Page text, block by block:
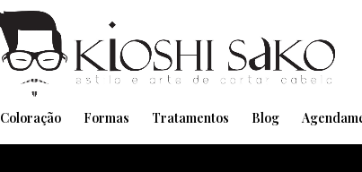
Coloração Formas Tratamentos Blog
Pensando em transformar seu Visual??
Agende pelo Whatsapp